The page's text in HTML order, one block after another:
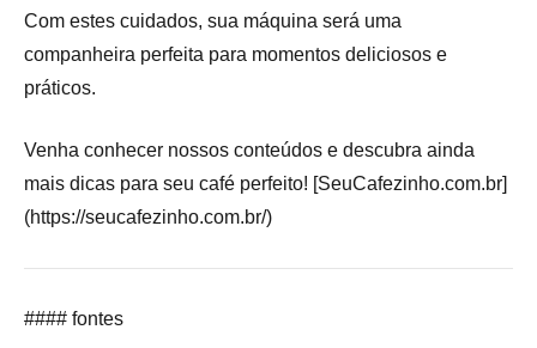
Com estes cuidados, sua máquina será uma
companheira perfeita para momentos deliciosos e
práticos.
Venha conhecer nossos conteúdos e descubra ainda
mais dicas para seu café perfeito! [SeuCafezinho.com.br]
(https://seucafezinho.com.br/)
#### fontes